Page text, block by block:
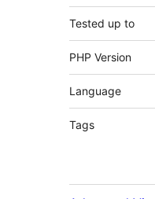
Tested up to
PHP Version
Language
Tags